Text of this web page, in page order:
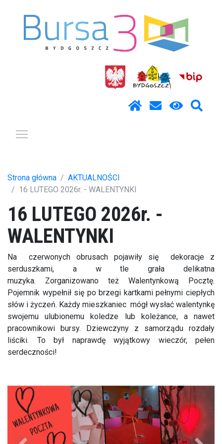
Strona główna
AKTUALNOŚCI
16 LUTEGO 2026r. - WALENTYNKI
16 LUTEGO 2026r. -
WALENTYNKI
Na czerwonych obrusach pojawiły się dekoracje z
serduszkami, a w tle grała delikatna
muzyka. Zorganizowano też Walentynkową Pocztę.
Pojemnik wypełnił się po brzegi kartkami pełnymi ciepłych
słów i życzeń. Każdy mieszkaniec mógł wysłać walentynkę
swojemu ulubionemu koledze lub koleżance, a nawet
pracownikowi bursy. Dziewczyny z samorządu rozdały
liściki. To był naprawdę wyjątkowy wieczór, pełen
serdeczności!